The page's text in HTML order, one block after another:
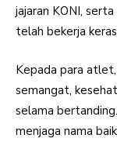
jajaran KONI,
telah bekerja
Kepada para
semangat,
selama
menjaga nama